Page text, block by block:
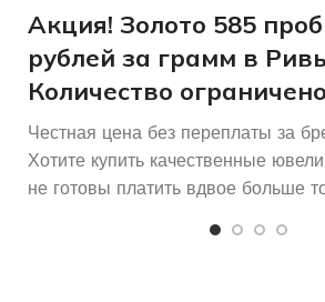
Акция! Золото 585
рублей за грамм в
Количество
Честная цена без переплаты за
Хотите купить качественные
не готовы платить вдвое больше